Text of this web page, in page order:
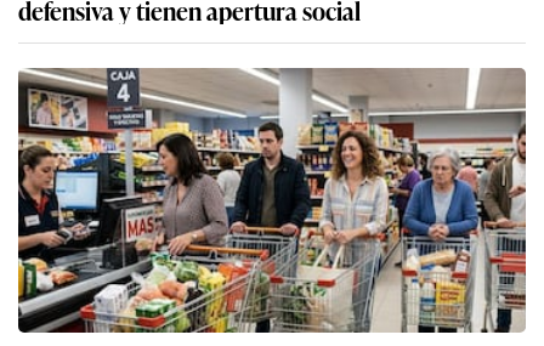
defensiva y tienen apertura social